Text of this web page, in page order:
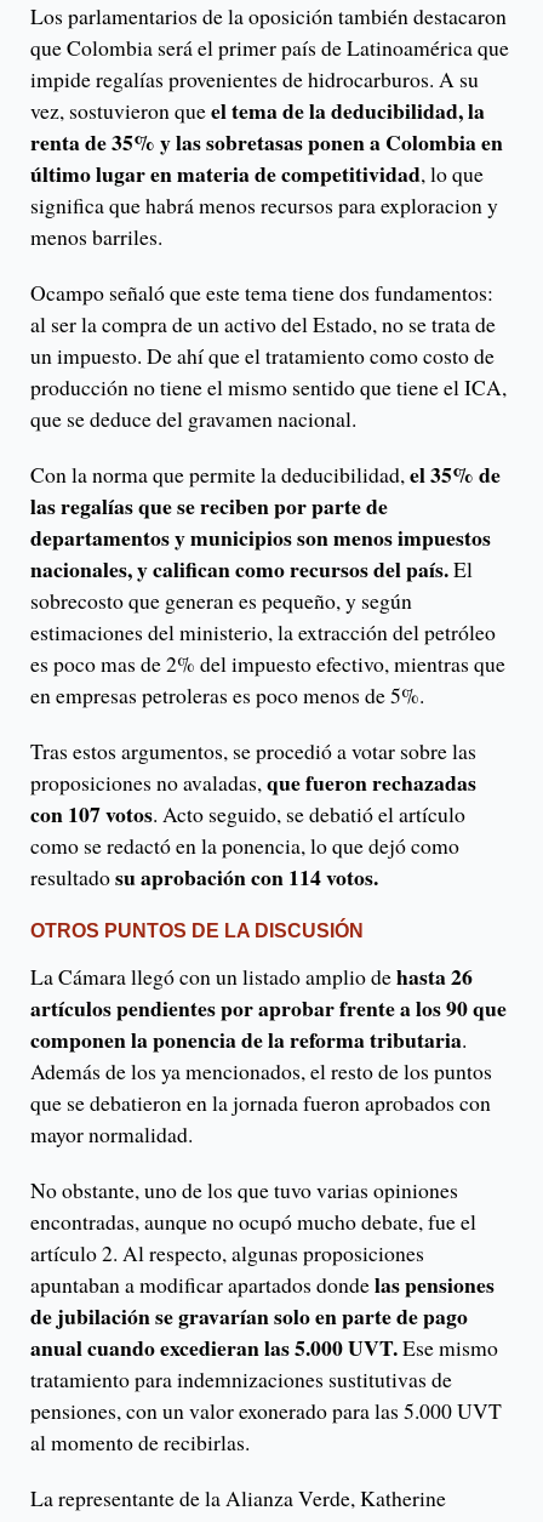
Los parlamentarios de la oposición también destacaron
que Colombia será el primer país de Latinoamérica que
impide regalías provenientes de hidrocarburos. A su
vez, sostuvieron queel tema de la deducibilidad, la
renta de 35% y las sobretasas ponen a Colombia en
último lugar en materia de competitividad, lo que
significa que habrá menos recursos para exploracion y
menos barriles.
Ocampo señaló que este tema tiene dos fundamentos:
al ser la compra de un activo del Estado, no se trata de
un impuesto. De ahí que el tratamiento como costo de
producción no tiene el mismo sentido que tiene el ICA,
que se deduce del gravamen nacional.
Con la norma que permite la deducibilidad,el 35% de
las regalías que se reciben por parte de
departamentos y municipios son menos impuestos
nacionales, y califican como recursos del país.El
sobrecosto que generan es pequeño, y según
estimaciones del ministerio, la extracción del petróleo
es poco mas de 2% del impuesto efectivo, mientras que
en empresas petroleras es poco menos de 5%.
Tras estos argumentos, se procedió a votar sobre las
proposiciones no avaladas,que fueron rechazadas
con 107 votos. Acto seguido, se debatió el artículo
como se redactó en la ponencia, lo que dejó como
resultadosu aprobación con 114 votos.
OTROS PUNTOS DE LA DISCUSIÓN
La Cámara llegó con un listado amplio dehasta 26
artículos pendientes por aprobar frente a los 90 que
componen la ponencia de la reforma tributaria.
Además de los ya mencionados, el resto de los puntos
que se debatieron en la jornada fueron aprobados con
mayor normalidad.
No obstante, uno de los que tuvo varias opiniones
encontradas, aunque no ocupó mucho debate, fue el
artículo 2. Al respecto, algunas proposiciones
apuntaban a modificar apartados dondelas pensiones
de jubilación se gravarían solo en parte de pago
anual cuando excedieran las 5.000 UVT.Ese mismo
tratamiento para indemnizaciones sustitutivas de
pensiones, con un valor exonerado para las 5.000 UVT
al momento de recibirlas.
La representante de la Alianza Verde, Katherine